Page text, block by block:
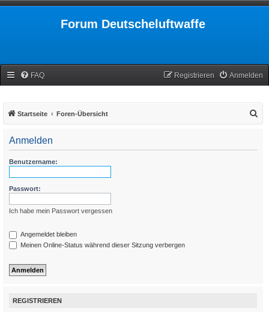
Forum Deutscheluftwaffe
FAQ Anmelden
Registrieren
Startseite Foren-Übersicht
Anmelden
Benutzername:
Passwort:
Ich habe mein Passwort vergessen
Angemeldet bleiben
Meinen Online-Status während dieser Sitzung verbergen
REGISTRIEREN